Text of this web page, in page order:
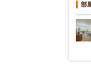
部